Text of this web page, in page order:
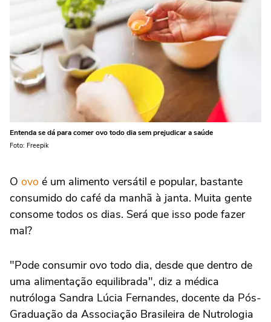
Entenda se dá para comer ovo todo dia sem prejudicar a saúde
Foto: Freepik
O ovo é um alimento versátil e popular, bastante
consumido do café da manhã à janta. Muita gente
consome todos os dias. Será que isso pode fazer
mal?
"Pode consumir ovo todo dia, desde que dentro de
uma alimentação equilibrada", diz a médica
nutróloga Sandra Lúcia Fernandes, docente da Pós-
Graduação da Associação Brasileira de Nutrologia